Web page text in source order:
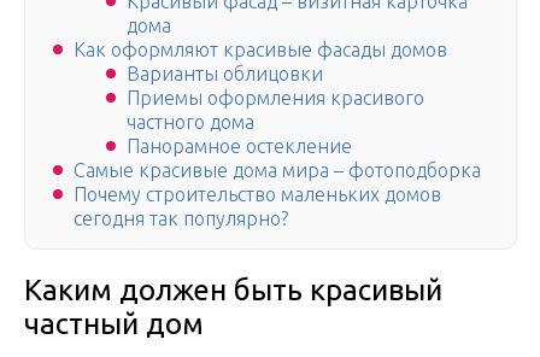
дома
Как оформляют красивые фасады домов
Варианты облицовки
Приемы оформления красивого
частного дома
Панорамное остекление
Самые красивые дома мира – фотоподборка
Почему строительство маленьких домов
сегодня так популярно?
Каким должен быть красивый
частный дом